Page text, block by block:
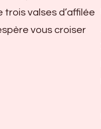
valses d’affilée
vous croiser